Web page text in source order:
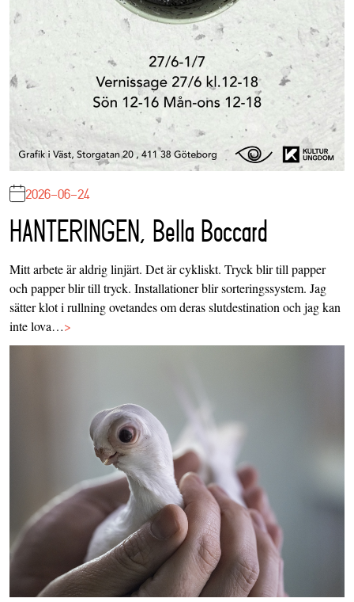
2026-06-24
HANTERINGEN, Bella Boccard
Mitt arbete är aldrig linjärt. Det är cykliskt. Tryck blir till papper
och papper blir till tryck. Installationer blir sorteringssystem. Jag
sätter klot i rullning ovetandes om deras slutdestination och jag kan
inte lova…>